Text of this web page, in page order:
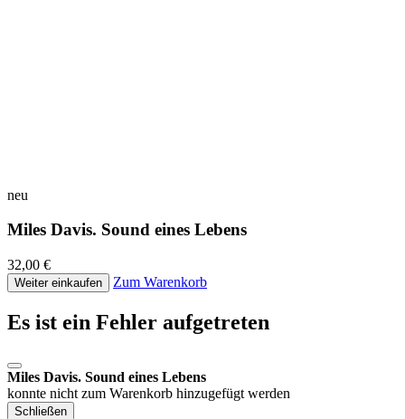
neu
Miles Davis. Sound eines Lebens
32,00 €
Weiter einkaufen Zum Warenkorb
Es ist ein Fehler aufgetreten
Miles Davis. Sound eines Lebens
konnte nicht zum Warenkorb hinzugefügt werden
Schließen